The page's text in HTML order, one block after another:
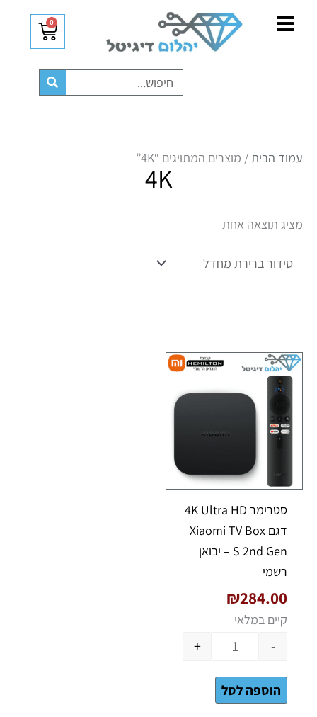
לתוכן
0
עגלת
קניות
חיפוש
עמוד הבית/ מוצרים המתויגים “4K”
4K
מציג תוצאה אחת
סטרימר 4K Ultra HD
דגם Xiaomi TV Box
S 2nd Gen – יבואן
רשמי
₪284.00
קיים במלאי
כמות של סטרימר 4K Ultra HD דגם Xiaomi TV Box S 2nd Gen – יבואן רשמי
-
+
הוספה לסל